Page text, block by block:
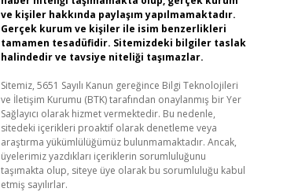
ve kişiler hakkında paylaşım yapılmamaktadır.
Gerçek kurum ve kişiler ile isim benzerlikleri
tamamen tesadüfidir. Sitemizdeki bilgiler taslak
halindedir ve tavsiye niteliği taşımazlar.
Sitemiz, 5651 Sayılı Kanun gereğince Bilgi Teknolojileri
ve İletişim Kurumu (BTK) tarafından onaylanmış bir Yer
Sağlayıcı olarak hizmet vermektedir. Bu nedenle,
sitedeki içerikleri proaktif olarak denetleme veya
araştırma yükümlülüğümüz bulunmamaktadır. Ancak,
üyelerimiz yazdıkları içeriklerin sorumluluğunu
taşımakta olup, siteye üye olarak bu sorumluluğu kabul
etmiş sayılırlar.